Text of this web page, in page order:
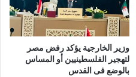
وزير الخارجية يؤكد رفض مصر
لتهجير الفلسطينيين أو المساس
بالوضع فى القدس